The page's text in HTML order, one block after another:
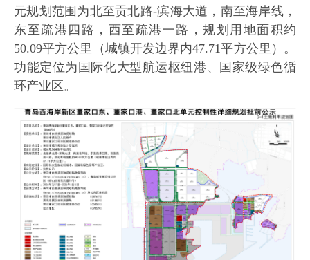
元规划范围为北至贡北路-滨海大道，南至海岸线，
东至疏港四路，西至疏港一路，规划用地面积约
50.09平方公里（城镇开发边界内47.71平方公里）。
功能定位为国际化大型航运枢纽港、国家级绿色循
环产业区。